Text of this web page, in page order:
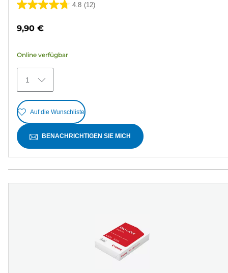
4.8 (12)
4.8
5
12
Bewertungen
9,90 €
Online verfügbar
1
Auf die Wunschliste
BENACHRICHTIGEN SIE MICH